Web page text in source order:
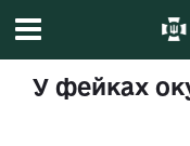
У фейках